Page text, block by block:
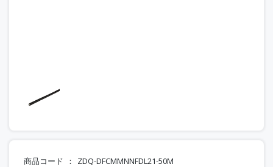
商品コード ZDQ-DFCMMNNFDL21-50M